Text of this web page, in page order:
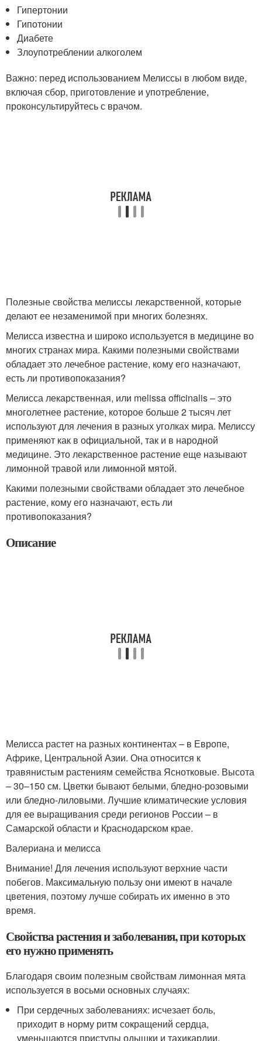
Гипертонии
Гипотонии
Диабете
Злоупотреблении алкоголем
Важно: перед использованием Мелиссы в любом виде,
включая сбор, приготовление и употребление,
проконсультируйтесь с врачом.
Полезные свойства мелиссы лекарственной, которые
делают ее незаменимой при многих болезнях.
Мелисса известна и широко используется в медицине во
многих странах мира. Какими полезными свойствами
обладает это лечебное растение, кому его назначают,
есть ли противопоказания?
Мелисса лекарственная, или melissa officinalis – это
многолетнее растение, которое больше 2 тысяч лет
используют для лечения в разных уголках мира. Мелиссу
применяют как в официальной, так и в народной
медицине. Это лекарственное растение еще называют
лимонной травой или лимонной мятой.
Какими полезными свойствами обладает это лечебное
растение, кому его назначают, есть ли
противопоказания?
Описание
Мелисса растет на разных континентах – в Европе,
Африке, Центральной Азии. Она относится к
травянистым растениям семейства Яснотковые. Высота
– 30–150 см. Цветки бывают белыми, бледно-розовыми
или бледно-лиловыми. Лучшие климатические условия
для ее выращивания среди регионов России – в
Самарской области и Краснодарском крае.
Валериана и мелисса
Внимание! Для лечения используют верхние части
побегов. Максимальную пользу они имеют в начале
цветения, поэтому лучше собирать их именно в это
время.
Свойства растения и заболевания, при которых
его нужно применять
Благодаря своим полезным свойствам лимонная мята
используется в восьми основных случаях:
При сердечных заболеваниях: исчезает боль,
приходит в норму ритм сокращений сердца,
уменьшаются приступы одышки и тахикардии.